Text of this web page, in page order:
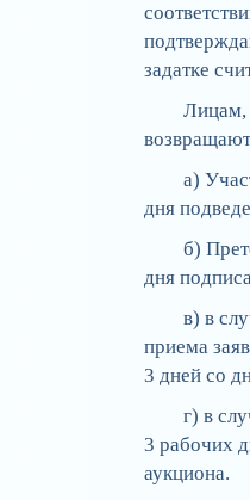
задатке
Лицам,
а)
дня
б)
дня
в) в
приема
3 дней со
г) в
3 рабочих
аукциона.